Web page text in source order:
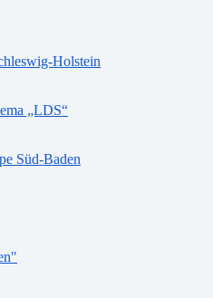
Holstein
„LDS“
Süd-Baden